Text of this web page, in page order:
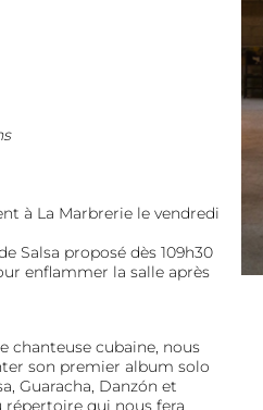
à La Marbrerie le vendredi
Salsa proposé dès 109h30
enflammer la salle après
chanteuse cubaine, nous
son premier album solo
Guaracha, Danzón et
qui nous fera